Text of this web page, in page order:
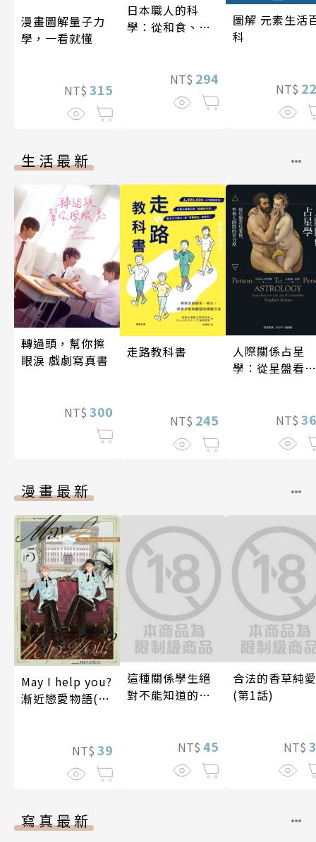
漫畫圖解量子力
學，一看就懂
NT$ 315
日本職人的科
學：從和食、清
技藝的祕密 人人
伽利略45
NT$ 294
圖解 元素生活
科
NT$
生活最新
轉過頭，幫你擦
眼淚 戲劇寫真書
NT$ 300
走路教科書
NT$ 245
人際關係占星
學：從星盤看見
NT$
漫畫最新
May I help you?
漸近戀愛物語(第
NT$ 39
這種關係學生絕
對不能知道的
兩人是甜蜜的現
在進行式～ 05
NT$ 45
合法的香草純愛
(第1話)
NT$
寫真最新